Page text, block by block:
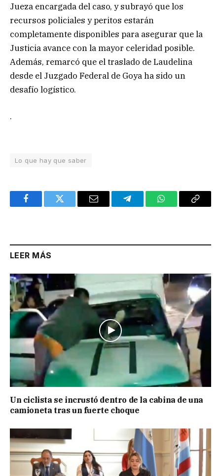
Jueza encargada del caso, y subrayó que los
recursos policiales y peritos estarán
completamente disponibles para asegurar que la
Justicia avance con la mayor celeridad posible.
Además, remarcó que el traslado de Laudelina
desde el Juzgado Federal de Goya ha sido un
desafío logístico.
.
Lo que hay que saber
FacebookTwitter Email TelegramWhatsAppCopy
LEER MÁS
Un ciclista se incrustó dentro de la cabina de una
camioneta tras un fuerte choque